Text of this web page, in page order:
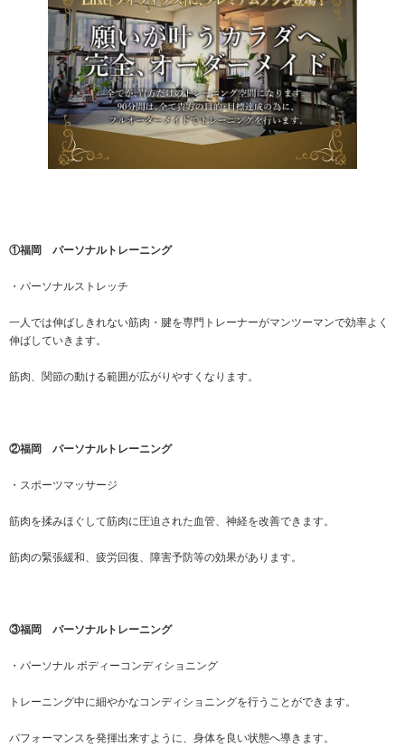
①福岡 パーソナルトレーニング
・パーソナルストレッチ
一人では伸ばしきれない筋肉・腱を専門トレーナーがマンツーマンで効率よく
伸ばしていきます。
筋肉、関節の動ける範囲が広がりやすくなります。
②福岡 パーソナルトレーニング
・スポーツマッサージ
筋肉を揉みほぐして筋肉に圧迫された血管、神経を改善できます。
筋肉の緊張緩和、疲労回復、障害予防等の効果があります。
③福岡 パーソナルトレーニング
・パーソナル ボディーコンディショニング
トレーニング中に細やかなコンディショニングを行うことができます。
パフォーマンスを発揮出来すように、身体を良い状態へ導きます。